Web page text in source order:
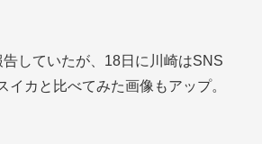
していたが、18日に川崎はSNS
カと比べてみた画像もアップ。